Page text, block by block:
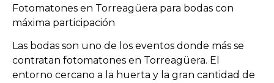
Fotomatones en Torreagüera para bodas con
máxima participación
Las bodas son uno de los eventos donde más se
contratan fotomatones en Torreagüera. El
entorno cercano a la huerta y la gran cantidad de